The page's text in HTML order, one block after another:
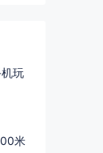
玩
米